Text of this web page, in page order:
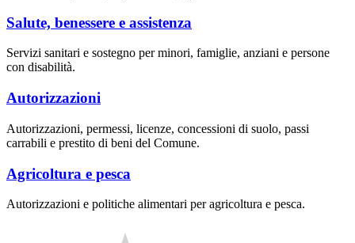
Salute, benessere e assistenza
Servizi sanitari e sostegno per minori, famiglie, anziani e persone
con disabilità.
Autorizzazioni
Autorizzazioni, permessi, licenze, concessioni di suolo, passi
carrabili e prestito di beni del Comune.
Agricoltura e pesca
Autorizzazioni e politiche alimentari per agricoltura e pesca.